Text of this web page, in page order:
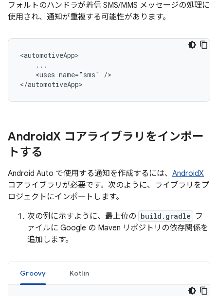
フォルトのハンドラが着信 SMS/MMS メッセージの処理に
使用され、通知が重複する可能性があります。
<uses name="sms"
/>
AndroidX コアライブラリをインポー
トする
Android Auto で使用する通知を作成するには、 AndroidX
コアライブラリが必要です。次のように、ライブラリをプ
ロジェクトにインポートします。
次の例に示すように、最上位の build.gradle
フ
ァイルに Google の Maven リポジトリの依存関係を
追加します。
Groovy Kotlin